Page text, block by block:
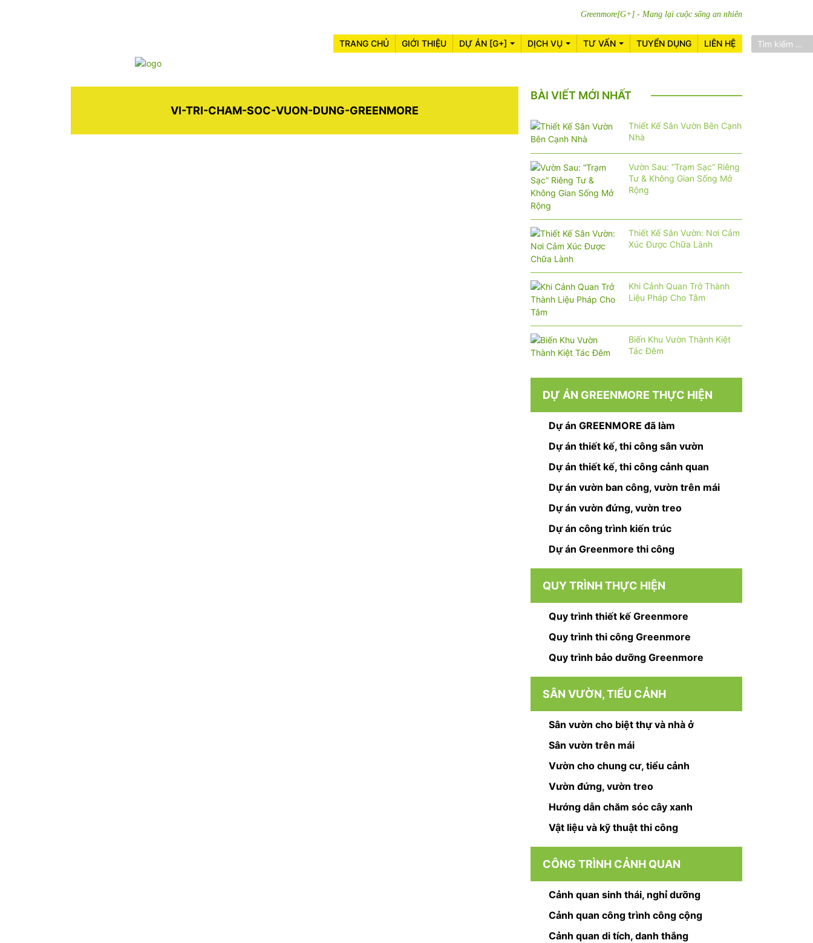
Greenmore[G+] - Mang lại cuộc sống an nhiên
TRANG CHỦ GIỚI THIỆU DỰ ÁN [G+] DỊCH VỤ TƯ VẤN TUYỂN DỤNG LIÊN HỆ
VI-TRI-CHAM-SOC-VUON-DUNG-GREENMORE
BÀI VIẾT MỚI NHẤT
Thiết Kế Sân Vườn Bên Cạnh
Nhà
Vườn Sau: “Trạm Sạc” Riêng
Tư & Không Gian Sống Mở
Rộng
Thiết Kế Sân Vườn: Nơi Cảm
Xúc Được Chữa Lành
Khi Cảnh Quan Trở Thành
Liệu Pháp Cho Tâm
Biến Khu Vườn Thành Kiệt
Tác Đêm
DỰ ÁN GREENMORE THỰC HIỆN
Dự án GREENMORE đã làm
Dự án thiết kế, thi công sân vườn
Dự án thiết kế, thi công cảnh quan
Dự án vườn ban công, vườn trên mái
Dự án vườn đứng, vườn treo
Dự án công trình kiến trúc
Dự án Greenmore thi công
QUY TRÌNH THỰC HIỆN
Quy trình thiết kế Greenmore
Quy trình thi công Greenmore
Quy trình bảo dưỡng Greenmore
SÂN VƯỜN, TIỂU CẢNH
Sân vườn cho biệt thự và nhà ở
Sân vườn trên mái
Vườn cho chung cư, tiểu cảnh
Vườn đứng, vườn treo
Hướng dẫn chăm sóc cây xanh
Vật liệu và kỹ thuật thi công
CÔNG TRÌNH CẢNH QUAN
Cảnh quan sinh thái, nghỉ dưỡng
Cảnh quan công trình công cộng
Cảnh quan di tích, danh thắng